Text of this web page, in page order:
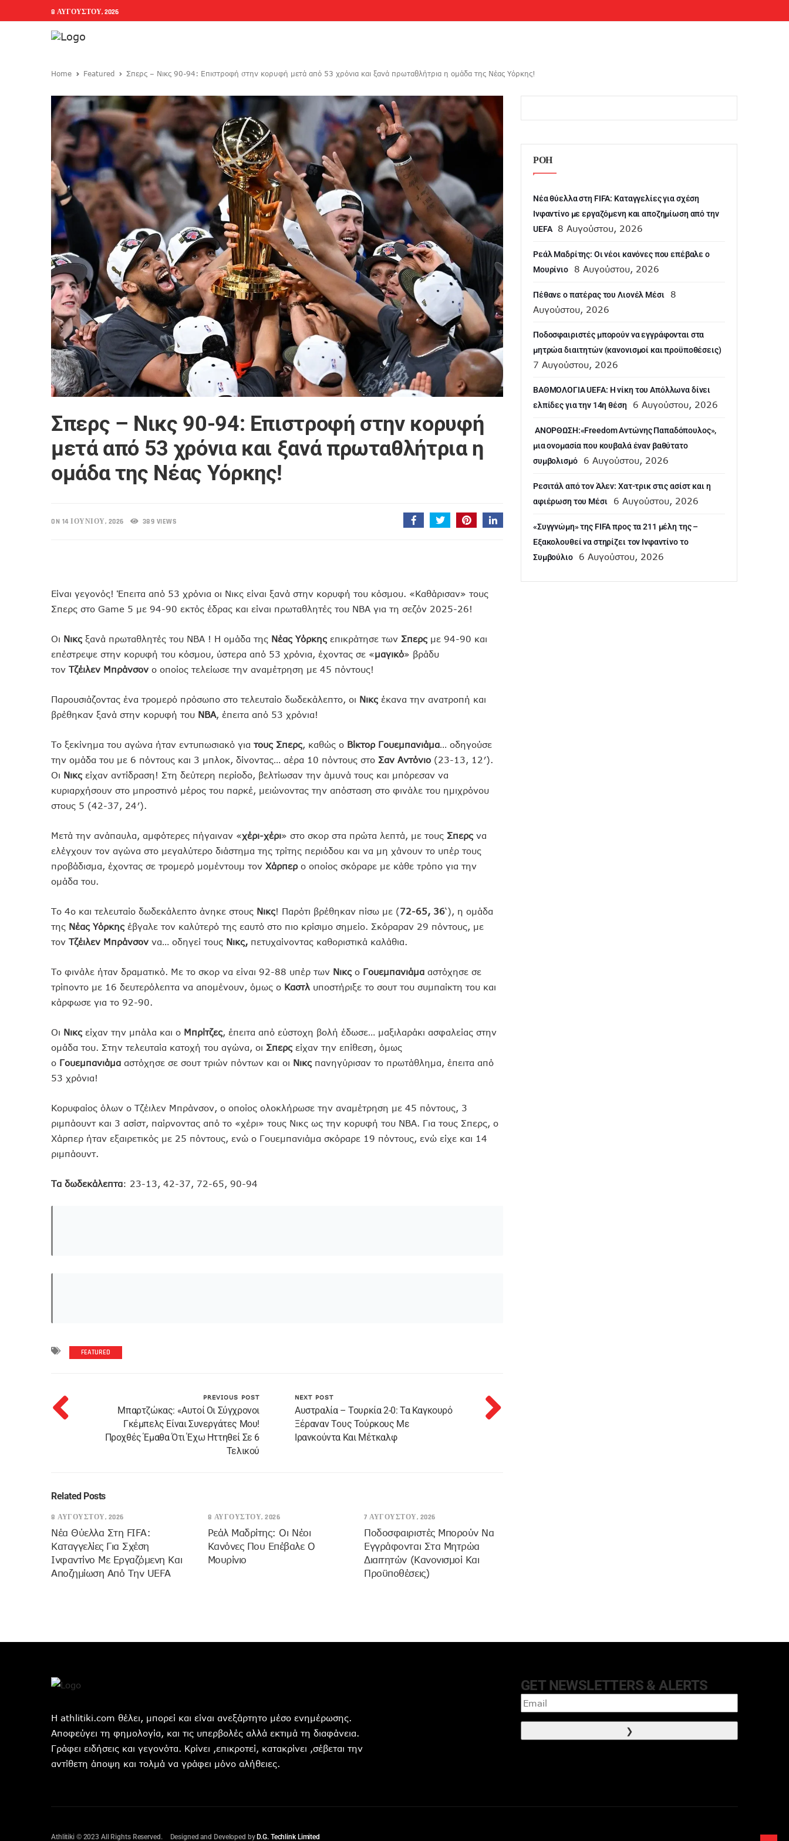
8 ΑΥΓΟΎΣΤΟΥ, 2026
Home Featured Σπερς – Νικς 90-94: Επιστροφή στην κορυφή μετά από 53 χρόνια και ξανά πρωταθλήτρια η ομάδα της Νέας Υόρκης!
Σπερς – Νικς 90-94: Επιστροφή στην κορυφή
μετά από 53 χρόνια και ξανά πρωταθλήτρια η
ομάδα της Νέας Υόρκης!
ON 14 ΙΟΥΝΊΟΥ, 2026 389 VIEWS
Είναι γεγονός! Έπειτα από 53 χρόνια οι Νικς είναι ξανά στην κορυφή του κόσμου. «Καθάρισαν» τους
Σπερς στο Game 5 με 94-90 εκτός έδρας και είναι πρωταθλητές του NBA για τη σεζόν 2025-26!
Οι Νικς ξανά πρωταθλητές του ΝΒΑ ! Η ομάδα της Νέας Υόρκης επικράτησε των Σπερς με 94-90 και
επέστρεψε στην κορυφή του κόσμου, ύστερα από 53 χρόνια, έχοντας σε «μαγικό» βράδυ
τον Τζέιλεν Μπράνσον ο οποίος τελείωσε την αναμέτρηση με 45 πόντους!
Παρουσιάζοντας ένα τρομερό πρόσωπο στο τελευταίο δωδεκάλεπτο, οι Νικς έκανα την ανατροπή και
βρέθηκαν ξανά στην κορυφή του NBA, έπειτα από 53 χρόνια!
Το ξεκίνημα του αγώνα ήταν εντυπωσιακό για τους Σπερς, καθώς ο Βίκτορ Γουεμπανιάμα… οδηγούσε
την ομάδα του με 6 πόντους και 3 μπλοκ, δίνοντας… αέρα 10 πόντους στο Σαν Αντόνιο (23-13, 12′).
Οι Νικς είχαν αντίδραση! Στη δεύτερη περίοδο, βελτίωσαν την άμυνά τους και μπόρεσαν να
κυριαρχήσουν στο μπροστινό μέρος του παρκέ, μειώνοντας την απόσταση στο φινάλε του ημιχρόνου
στους 5 (42-37, 24′).
Μετά την ανάπαυλα, αμφότερες πήγαιναν «χέρι-χέρι» στο σκορ στα πρώτα λεπτά, με τους Σπερς να
ελέγχουν τον αγώνα στο μεγαλύτερο διάστημα της τρίτης περιόδου και να μη χάνουν το υπέρ τους
προβάδισμα, έχοντας σε τρομερό μομέντουμ τον Χάρπερ ο οποίος σκόραρε με κάθε τρόπο για την
ομάδα του.
Το 4ο και τελευταίο δωδεκάλεπτο άνηκε στους Νικς! Παρότι βρέθηκαν πίσω με (72-65, 36‘), η ομάδα
της Νέας Υόρκης έβγαλε τον καλύτερό της εαυτό στο πιο κρίσιμο σημείο. Σκόραραν 29 πόντους, με
τον Τζέιλεν Μπράνσον να… οδηγεί τους Νικς, πετυχαίνοντας καθοριστικά καλάθια.
Το φινάλε ήταν δραματικό. Με το σκορ να είναι 92-88 υπέρ των Νικς ο Γουεμπανιάμα αστόχησε σε
τρίποντο με 16 δευτερόλεπτα να απομένουν, όμως ο Καστλ υποστήριξε το σουτ του συμπαίκτη του και
κάρφωσε για το 92-90.
Οι Νικς είχαν την μπάλα και ο Μπρίτζες, έπειτα από εύστοχη βολή έδωσε… μαξιλαράκι ασφαλείας στην
ομάδα του. Στην τελευταία κατοχή του αγώνα, οι Σπερς είχαν την επίθεση, όμως
ο Γουεμπανιάμα αστόχησε σε σουτ τριών πόντων και οι Νικς πανηγύρισαν το πρωτάθλημα, έπειτα από
53 χρόνια!
Κορυφαίος όλων ο Τζέιλεν Μπράνσον, ο οποίος ολοκλήρωσε την αναμέτρηση με 45 πόντους, 3
ριμπάουντ και 3 ασίστ, παίρνοντας από το «χέρι» τους Νικς ως την κορυφή του NBA. Για τους Σπερς, ο
Χάρπερ ήταν εξαιρετικός με 25 πόντους, ενώ ο Γουεμπανιάμα σκόραρε 19 πόντους, ενώ είχε και 14
ριμπάουντ.
Τα δωδεκάλεπτα: 23-13, 42-37, 72-65, 90-94
FEATURED
PREVIOUS POST
Μπαρτζώκας: «Αυτοί Οι Σύγχρονοι
Γκέμπελς Είναι Συνεργάτες Μου!
Προχθές Έμαθα Ότι Έχω Ηττηθεί Σε 6
Τελικού
NEXT POST
Αυστραλία – Τουρκία 2-0: Τα Καγκουρό
Ξέραναν Τoυς Τούρκους Με
Ιρανκούντα Και Μέτκαλφ
Related Posts
8 ΑΥΓΟΎΣΤΟΥ, 2026
Νέα Θύελλα Στη FIFA:
Καταγγελίες Για Σχέση
Ινφαντίνο Με Εργαζόμενη Και
Αποζημίωση Από Την UEFA
8 ΑΥΓΟΎΣΤΟΥ, 2026
Ρεάλ Μαδρίτης: Οι Νέοι
Κανόνες Που Επέβαλε Ο
Μουρίνιο
7 ΑΥΓΟΎΣΤΟΥ, 2026
Ποδοσφαιριστές Μπορούν Να
Εγγράφονται Στα Μητρώα
Διαιτητών (κανονισμοί Και
Προϋποθέσεις)
ΡΟΗ
Νέα θύελλα στη FIFA: Καταγγελίες για σχέση
Ινφαντίνο με εργαζόμενη και αποζημίωση από την
UEFA
8 Αυγούστου, 2026
Ρεάλ Μαδρίτης: Οι νέοι κανόνες που επέβαλε ο
Μουρίνιο
8 Αυγούστου, 2026
Πέθανε ο πατέρας του Λιονέλ Μέσι
8
Αυγούστου, 2026
Ποδοσφαιριστές μπορούν να εγγράφονται στα
μητρώα διαιτητών (κανονισμοί και προϋποθέσεις)
7 Αυγούστου, 2026
ΒΑΘΜΟΛΟΓΙΑ UEFA: Η νίκη του Απόλλωνα δίνει
ελπίδες για την 14η θέση
6 Αυγούστου, 2026
ANOΡΘΩΣΗ:«Freedom Αντώνης Παπαδόπουλος»,
μια ονομασία που κουβαλά έναν βαθύτατο
συμβολισμό
6 Αυγούστου, 2026
Ρεσιτάλ από τον Άλεν: Χατ-τρικ στις ασίστ και η
αφιέρωση του Μέσι
6 Αυγούστου, 2026
«Συγγνώμη» της FIFA προς τα 211 μέλη της –
Εξακολουθεί να στηρίζει τον Ινφαντίνο το
Συμβούλιο
6 Αυγούστου, 2026
Η athlitiki.com θέλει, μπορεί και είναι ανεξάρτητο μέσο ενημέρωσης.
Αποφεύγει τη φημολογία, και τις υπερβολές αλλά εκτιμά τη διαφάνεια.
Γράφει ειδήσεις και γεγονότα. Κρίνει ,επικροτεί, κατακρίνει ,σέβεται την
αντίθετη άποψη και τολμά να γράφει μόνο αλήθειες.
GET NEWSLETTERS & ALERTS
Athlitiki © 2023 All Rights Reserved. Designed and Developed by D.G. Techlink Limited